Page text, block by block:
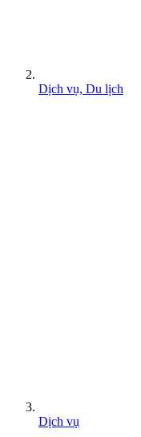
Dịch vụ, Du lịch
Dịch vụ